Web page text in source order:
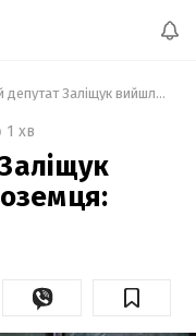
Народний депутат Заліщук вийшла заміж за іноземця: фото з весілля
1 хв